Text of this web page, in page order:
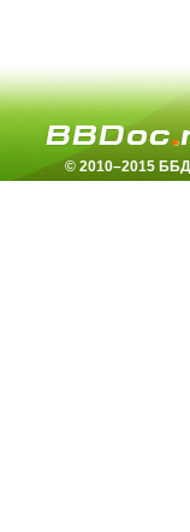
© 2010–2015